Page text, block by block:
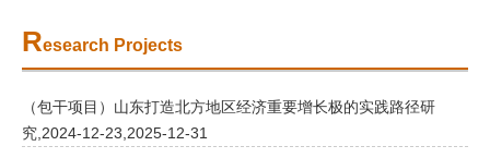
Research Projects
（包干项目）山东打造北方地区经济重要增长极的实践路径研
究,2024-12-23,2025-12-31